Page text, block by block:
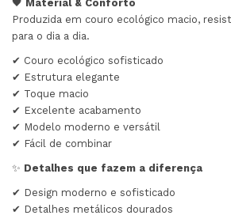
🖤 Material & Conforto
Produzida em couro ecológico macio,
para o dia a dia.
✔ Couro ecológico sofisticado
✔ Estrutura elegante
✔ Toque macio
✔ Excelente acabamento
✔ Modelo moderno e versátil
✔ Fácil de combinar
✨ Detalhes que fazem a diferença
✔ Design moderno e sofisticado
✔ Detalhes metálicos dourados